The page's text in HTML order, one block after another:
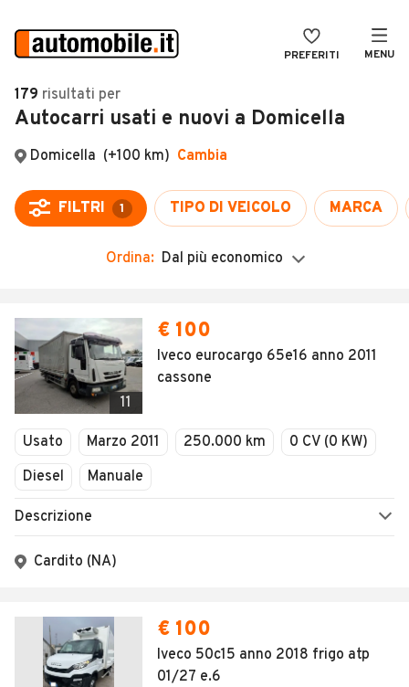
PREFERITI MENU
Auto
Auto usate
Auto Km 0
Auto Nuove
Noleggio a lungo termine
Moto
Camper
Veicoli Commerciali
Concessionari
VENDI
MAGAZINE
ACCEDI
179 risultati per
Autocarri usati e nuovi a Domicella
Ordina: Dal più economico
11
€ 100
Iveco eurocargo 65e16 anno 2011
cassone
Usato Marzo 2011 250.000 km
0 CV (0 KW)
Diesel
Manuale
Descrizione
Cardito (NA)
€ 100
Iveco 50c15 anno 2018 frigo atp
01/27 e.6